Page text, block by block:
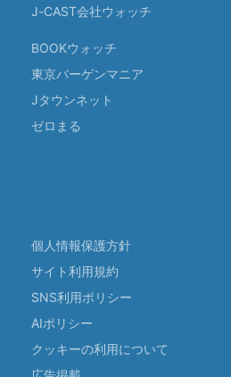
J-CAST会社ウォッチ
BOOKウォッチ
東京バーゲンマニア
Jタウンネット
ゼロまる
個人情報保護方針
サイト利用規約
SNS利用ポリシー
AIポリシー
クッキーの利用について